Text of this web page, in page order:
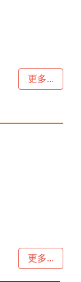
更多...
更多...